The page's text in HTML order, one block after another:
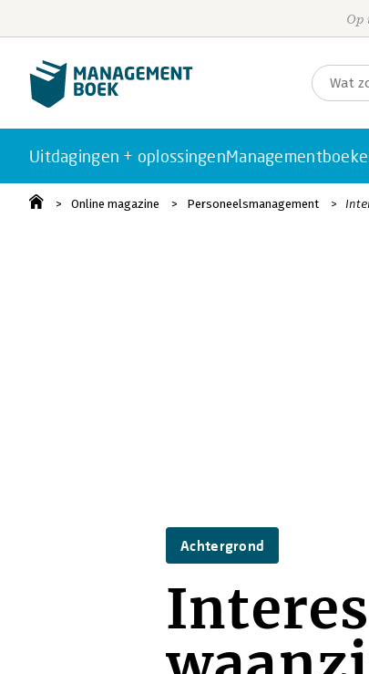
Op
Uitdagingen + oplossingen
Online magazine Personeelsmanagement
Achtergrond